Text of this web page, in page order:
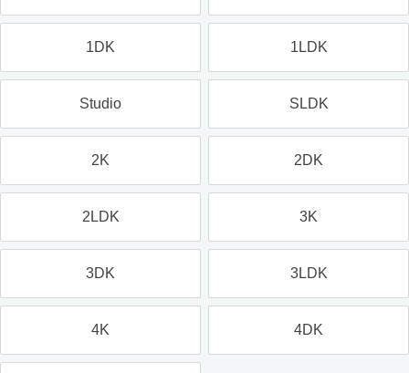
1DK 1LDK
Studio SLDK
2K 2DK
2LDK 3K
3DK 3LDK
4K 4DK